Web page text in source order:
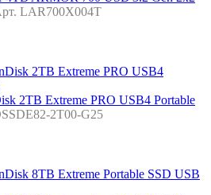
LAR700X004T
2TB Extreme PRO USB4 Portable
2T00-G25